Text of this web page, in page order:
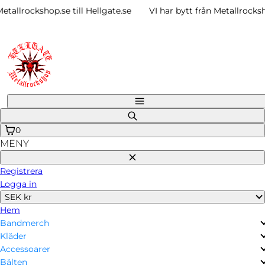
Gå
innehåll
till Hellgate.se VI har bytt från
på
0
MENY
Stäng
Registrera
Logga in
SEK kr
Hem
Bandmerch
Kläder
Accessoarer
Bälten